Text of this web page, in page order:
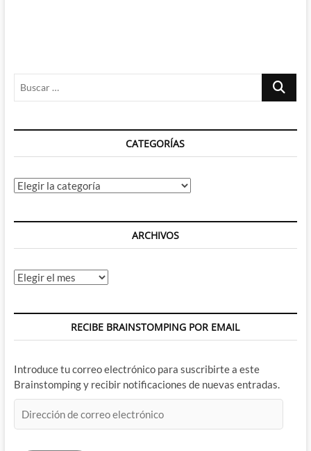
Buscar
CATEGORÍAS
Categorías
ARCHIVOS
Archivos
RECIBE BRAINSTOMPING POR EMAIL
Introduce tu correo electrónico para suscribirte a este
Brainstomping y recibir notificaciones de nuevas entradas.
de